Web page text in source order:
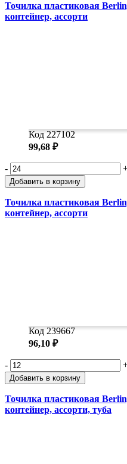
Точилка пластиковая
контейнер, ассорти
Код 227102
99,68 ₽
-
Добавить в корзину
Точилка пластиковая
контейнер, ассорти
Код 239667
96,10 ₽
-
Добавить в корзину
Точилка пластиковая
контейнер, ассорти, туба